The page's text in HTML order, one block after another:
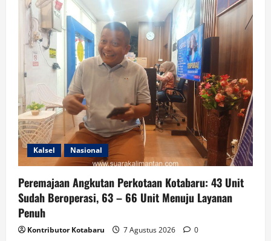
Kalsel Nasional
Peremajaan Angkutan Perkotaan Kotabaru: 43 Unit
Sudah Beroperasi, 63 – 66 Unit Menuju Layanan
Penuh
Kontributor Kotabaru 7 Agustus 2026 0